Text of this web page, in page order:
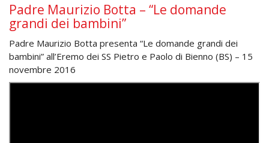
Padre Maurizio Botta – “Le domande
grandi dei bambini”
Padre Maurizio Botta presenta “Le domande grandi dei
bambini” all’Eremo dei SS Pietro e Paolo di Bienno (BS) – 15
novembre 2016